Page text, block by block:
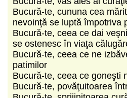
Bucură-te, cununa cea
nevoinţă se luptă împotriva
Bucură-te, ceea ce dai
se ostenesc în viaţa
Bucură-te, ceea ce ne
patimilor
Bucură-te, ceea ce goneşti
Bucură-te, povăţuitoarea